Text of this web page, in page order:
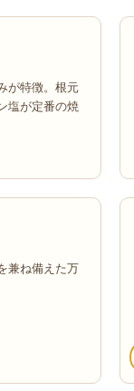
が特徴。根元
塩が定番の焼
兼ね備えた万